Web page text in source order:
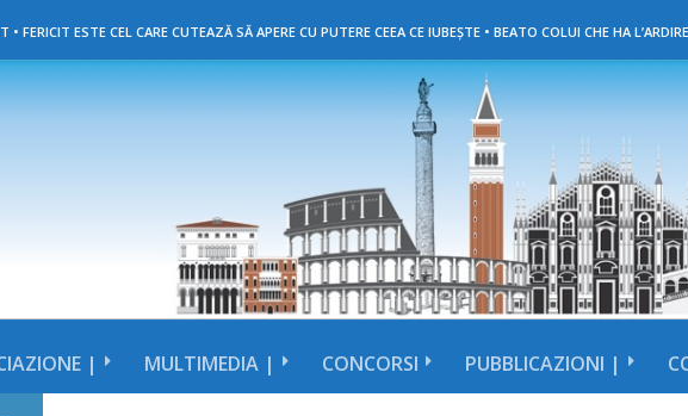
FERICIT ESTE CEL CARE CUTEAZĂ SĂ APERE CU PUTERE CEEA CE IUBEȘTE • BEATO COLUI CHE HA
| MULTIMEDIA | CONCORSI PUBBLICAZIONI |